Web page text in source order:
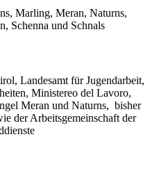
Marling, Meran, Naturns,
Schenna und Schnals
Landesamt für Jugendarbeit,
Ministereo del Lavoro,
Meran und Naturns, bisher
der Arbeitsgemeinschaft der